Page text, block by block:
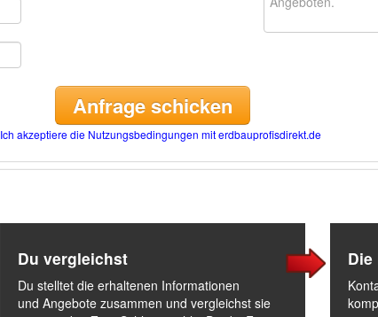
Anfrage schicken
Ich akzeptiere die Nutzungsbedingungen mit erdbauprofisdirekt.de
Du vergleichst
Du stelltet die erhaltenen Informationen
und Angebote zusammen und vergleichst sie